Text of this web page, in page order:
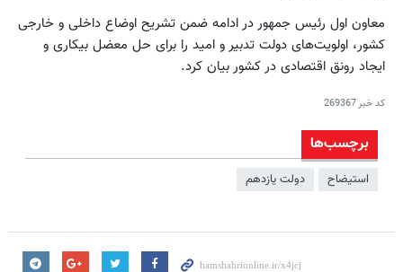
معاون اول رئیس جمهور در ادامه ضمن تشریح اوضاع داخلی و خارجی
کشور، اولویت‌های دولت تدبیر و امید را برای حل معضل بیکاری و
ایجاد رونق اقتصادی در کشور بیان کرد.
کد خبر269367
برچسب‌ها
استیضاح دولت یازدهم